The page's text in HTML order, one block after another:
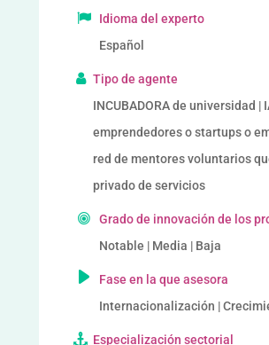
Idioma del experto
Español
Tipo de agente
INCUBADORA de universidad |
emprendedores o startups o
red de mentores voluntarios
privado de servicios
Grado de innovación de los
Notable | Media | Baja
Fase en la que asesora
Internacionalización |
Especialización sectorial